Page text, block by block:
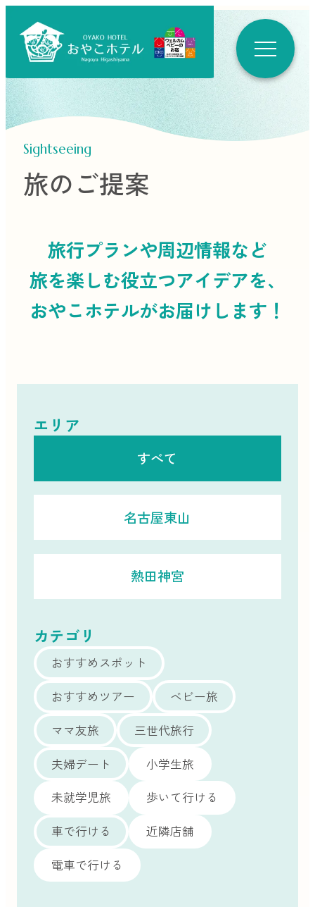
Sightseeing
旅のご提案
旅行プランや周辺情報など
旅を楽しむ役立つアイデアを、
おやこホテルがお届けします！
エリア
すべて
名古屋東山
熱田神宮
カテゴリ
おすすめスポット
おすすめツアー
ベビー旅
ママ友旅
三世代旅行
夫婦デート
小学生旅
未就学児旅
歩いて行ける
車で行ける
近隣店舗
電車で行ける